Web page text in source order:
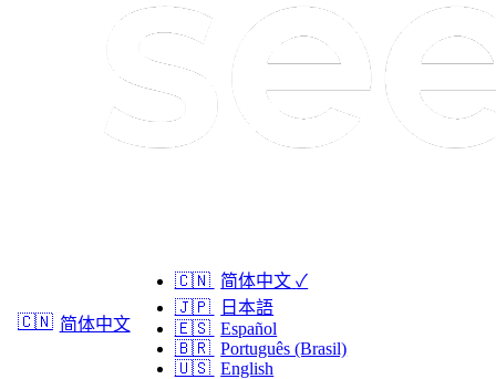
🇨🇳 简体中文
🇨🇳 简体中文 ✓
🇯🇵
日本語
🇪🇸 Español
🇧🇷 Português (Brasil)
🇺🇸 English